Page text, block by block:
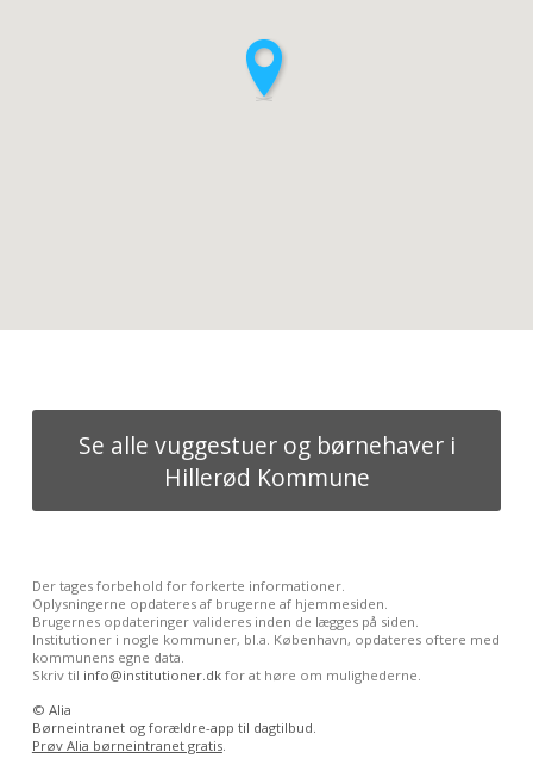
Se alle vuggestuer og børnehaver i
Hillerød Kommune
Der tages forbehold for forkerte informationer.
Oplysningerne opdateres af brugerne af hjemmesiden.
Brugernes opdateringer valideres inden de lægges på siden.
Institutioner i nogle kommuner, bl.a. København, opdateres oftere med
kommunens egne data.
Skriv til info@institutioner.dkfor at høre om mulighederne.
© Alia
Børneintranet og forældre-app til dagtilbud.
Prøv Alia børneintranet gratis.